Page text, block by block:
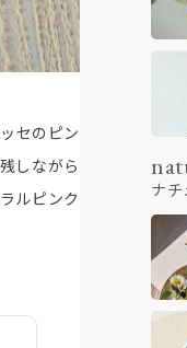
セのピン
しながら
ルピンク
ナチ